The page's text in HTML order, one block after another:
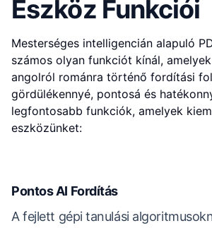
Eszköz Funkciói
Mesterséges intelligencián alapuló
számos olyan funkciót kínál,
angolról románra történő fordítási
gördülékennyé, pontosá és
legfontosabb funkciók, amelyek
eszközünket:
Pontos AI Fordítás
A fejlett gépi tanulási